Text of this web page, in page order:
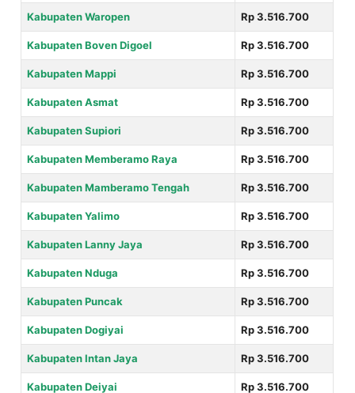
Kabupaten Waropen Rp 3.516.700
Kabupaten Boven Digoel Rp 3.516.700
Kabupaten Mappi Rp 3.516.700
Kabupaten Asmat Rp 3.516.700
Kabupaten Supiori Rp 3.516.700
Kabupaten Memberamo Raya Rp 3.516.700
Kabupaten Mamberamo Tengah Rp 3.516.700
Kabupaten Yalimo Rp 3.516.700
Kabupaten Lanny Jaya Rp 3.516.700
Kabupaten Nduga Rp 3.516.700
Kabupaten Puncak Rp 3.516.700
Kabupaten Dogiyai Rp 3.516.700
Kabupaten Intan Jaya Rp 3.516.700
Kabupaten Deiyai Rp 3.516.700